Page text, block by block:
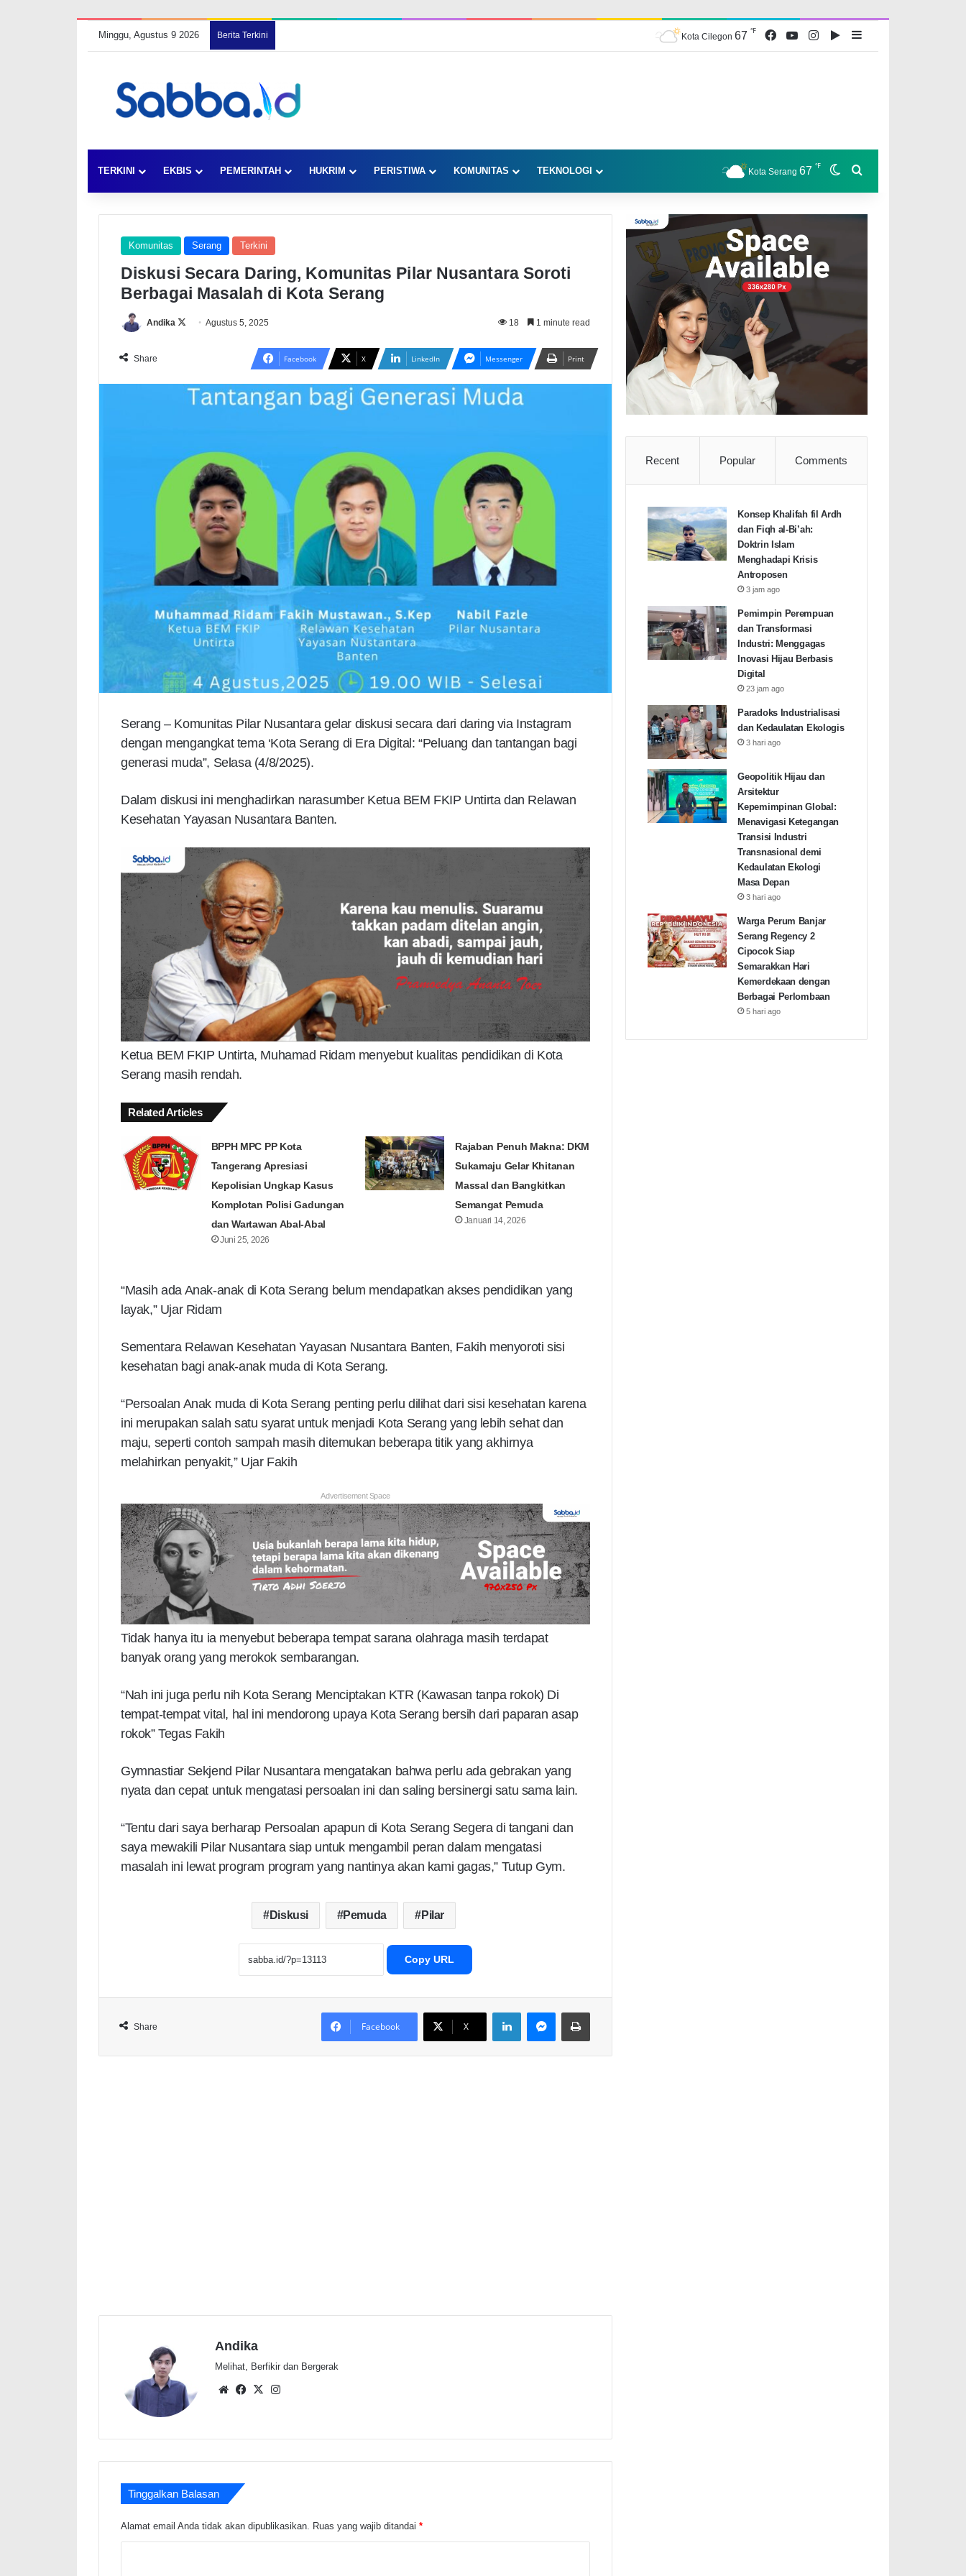
Minggu, Agustus 9 2026 Berita Terkini Kota Cilegon 67 ℉ Facebook
YouTubeInstagramGoogle Play
Sidebar
TERKINI EKBIS PEMERINTAH HUKRIM PERISTIWA KOMUNITAS TEKNOLOGI Kota Serang 67 ℉ Switch skin
Komunitas Serang Terkini
Diskusi Secara Daring, Komunitas Pilar Nusantara Soroti
Berbagai Masalah di Kota Serang
Andika
FollowAgustus 5, 2025 18 1 minute read
Share Facebook X LinkedIn Messenger Print
Serang – Komunitas Pilar Nusantara gelar diskusi secara dari daring via Instagram
dengan mengangkat tema ‘Kota Serang di Era Digital: “Peluang dan tantangan bagi
generasi muda”, Selasa (4/8/2025).
Dalam diskusi ini menghadirkan narasumber Ketua BEM FKIP Untirta dan Relawan
Kesehatan Yayasan Nusantara Banten.
Ketua BEM FKIP Untirta, Muhamad Ridam menyebut kualitas pendidikan di Kota
Serang masih rendah.
Related Articles
BPPH MPC PP Kota
Tangerang Apresiasi
Kepolisian Ungkap Kasus
Komplotan Polisi Gadungan
dan Wartawan Abal-Abal
Juni 25, 2026
Rajaban Penuh Makna: DKM
Sukamaju Gelar Khitanan
Massal dan Bangkitkan
Semangat Pemuda
Januari 14, 2026
“Masih ada Anak-anak di Kota Serang belum mendapatkan akses pendidikan yang
layak,” Ujar Ridam
Sementara Relawan Kesehatan Yayasan Nusantara Banten, Fakih menyoroti sisi
kesehatan bagi anak-anak muda di Kota Serang.
“Persoalan Anak muda di Kota Serang penting perlu dilihat dari sisi kesehatan karena
ini merupakan salah satu syarat untuk menjadi Kota Serang yang lebih sehat dan
maju, seperti contoh sampah masih ditemukan beberapa titik yang akhirnya
melahirkan penyakit,” Ujar Fakih
Advertisement Space
Tidak hanya itu ia menyebut beberapa tempat sarana olahraga masih terdapat
banyak orang yang merokok sembarangan.
“Nah ini juga perlu nih Kota Serang Menciptakan KTR (Kawasan tanpa rokok) Di
tempat-tempat vital, hal ini mendorong upaya Kota Serang bersih dari paparan asap
rokok” Tegas Fakih
Gymnastiar Sekjend Pilar Nusantara mengatakan bahwa perlu ada gebrakan yang
nyata dan cepat untuk mengatasi persoalan ini dan saling bersinergi satu sama lain.
“Tentu dari saya berharap Persoalan apapun di Kota Serang Segera di tangani dan
saya mewakili Pilar Nusantara siap untuk mengambil peran dalam mengatasi
masalah ini lewat program program yang nantinya akan kami gagas,” Tutup Gym.
Diskusi Pemuda Pilar
Copy URL
Share Facebook X
LinkedInMessengerPrint
Andika
Melihat, Berfikir dan Bergerak
WebsiteFacebook
X
Tinggalkan Balasan
Alamat email Anda tidak akan dipublikasikan. Ruas yang wajib ditandai *
Recent Popular Comments
Konsep Khalifah fil Ardh
dan Fiqh al-Bi’ah:
Doktrin Islam
Menghadapi Krisis
Antroposen
3 jam ago
Pemimpin Perempuan
dan Transformasi
Industri: Menggagas
Inovasi Hijau Berbasis
Digital
23 jam ago
Paradoks Industrialisasi
dan Kedaulatan Ekologis
3 hari ago
Geopolitik Hijau dan
Arsitektur
Kepemimpinan Global:
Menavigasi Ketegangan
Transisi Industri
Transnasional demi
Kedaulatan Ekologi
Masa Depan
3 hari ago
Warga Perum Banjar
Serang Regency 2
Cipocok Siap
Semarakkan Hari
Kemerdekaan dengan
Berbagai Perlombaan
5 hari ago